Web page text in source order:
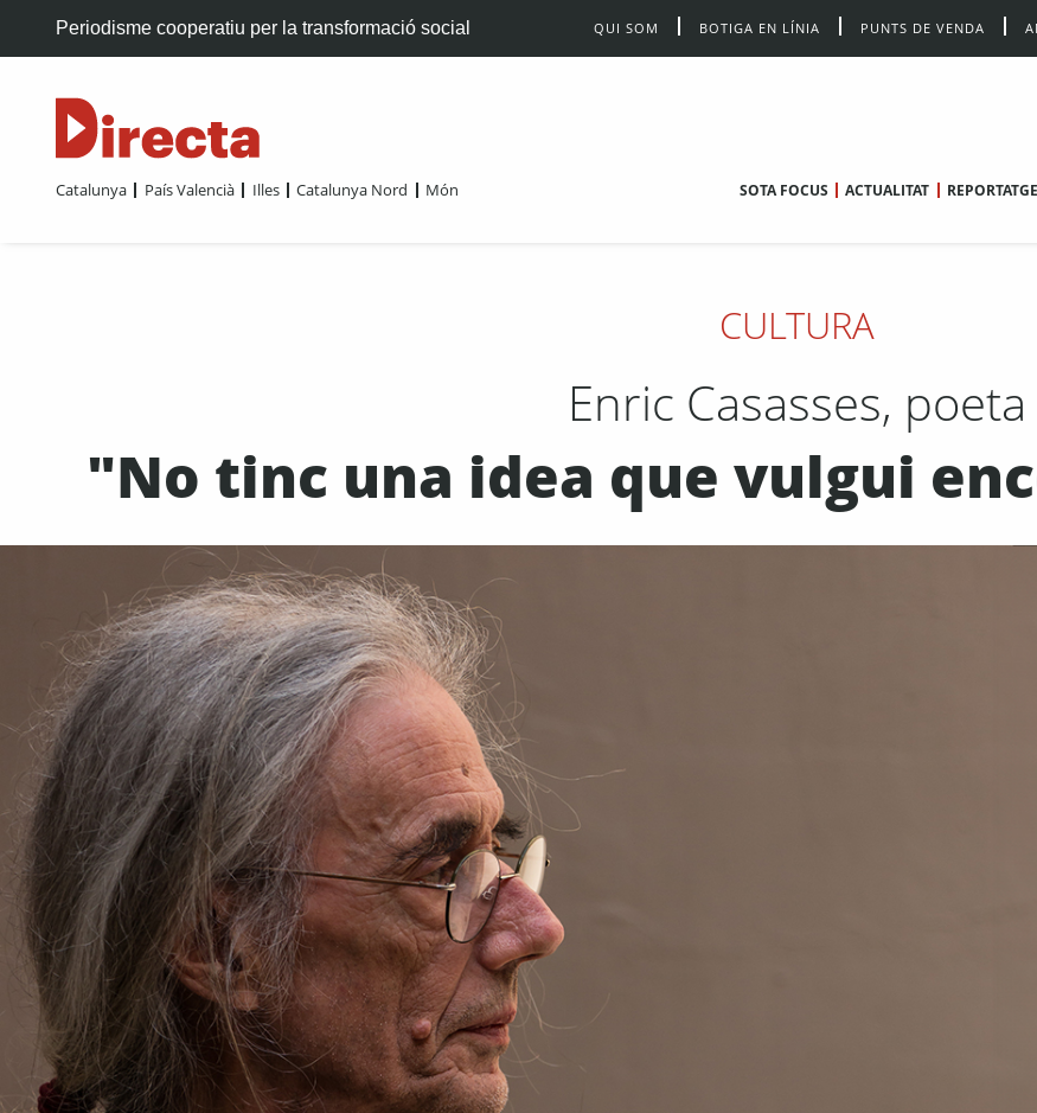
Periodisme cooperatiu per la transformació social QUI SOM BOTIGA EN LÍNIA PUNTS DE VENDA
Catalunya País Valencià Illes Catalunya Nord Món SOTA FOCUS ACTUALITAT REPORTATGE
CULTURA
Enric Casasses, poeta
"No tinc una idea que vulgui